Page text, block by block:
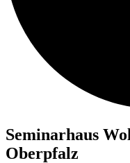
Seminarhaus
Oberpfalz